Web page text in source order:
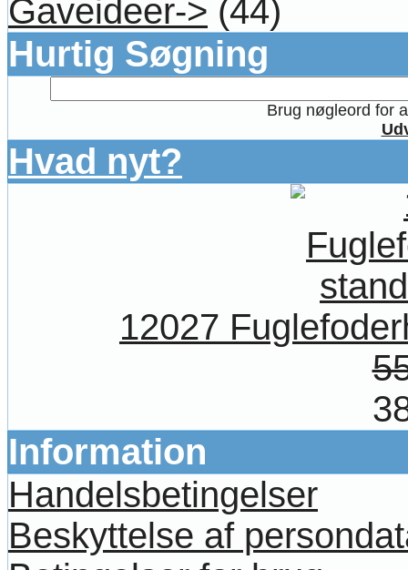
Gaveideer-> (44)
Hurtig Søgning
Brug nøgleord for
Hvad nyt?
12027
Information
Handelsbetingelser
Beskyttelse af